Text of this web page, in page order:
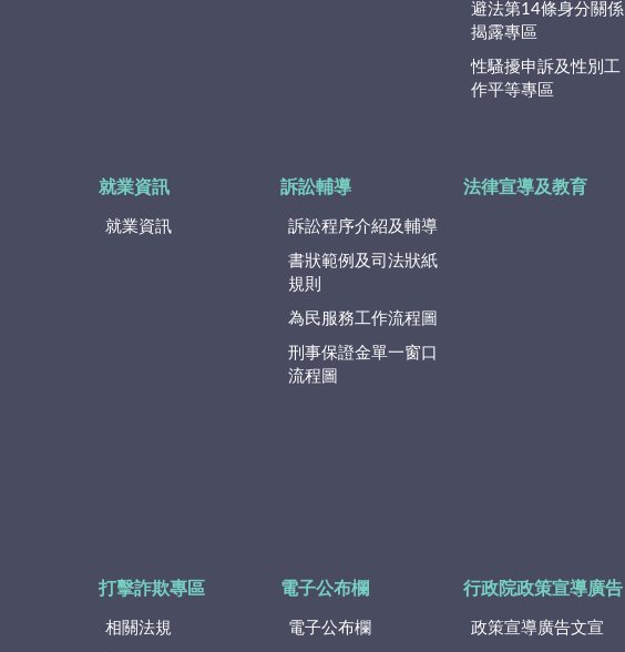
避法第14條身分關係
揭露專區
性騷擾申訴及性別工
作平等專區
就業資訊
就業資訊
訴訟輔導
訴訟程序介紹及輔導
書狀範例及司法狀紙
規則
為民服務工作流程圖
刑事保證金單一窗口
流程圖
法律宣導及教育
打擊詐欺專區
相關法規
電子公布欄
電子公布欄
行政院政策宣導廣告
政策宣導廣告文宣